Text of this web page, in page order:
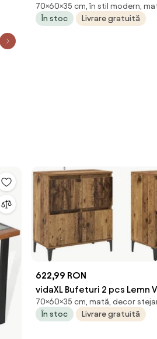
35 x 70 cm Lemn compozit
70×60×35 cm, în stil modern,
În stoc
Livrare gratuită
622,99 RON
vidaXL Bufeturi 2 pcs Lemn
35 x 70 cm Lemn compozit
70×60×35 cm, mată, decor
În stoc
Livrare gratuită